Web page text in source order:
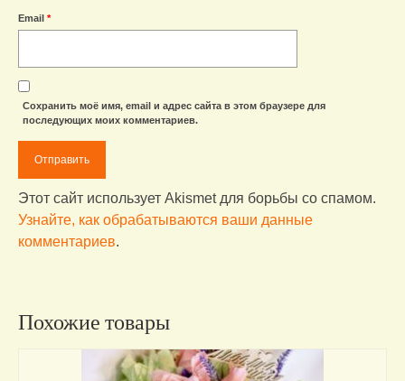
Email *
Сохранить моё имя, email и адрес сайта в этом браузере для
последующих моих комментариев.
Этот сайт использует Akismet для борьбы со спамом.
Узнайте, как обрабатываются ваши данные
комментариев.
Похожие товары